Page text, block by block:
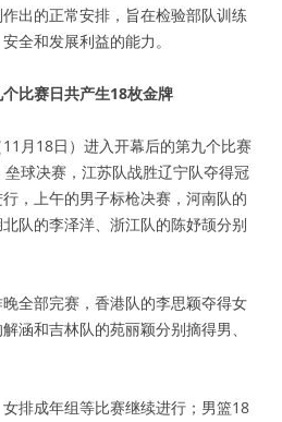
出的正常安排，旨在检验部队训练
全和发展利益的能力。
比赛日共产生18枚金牌
月18日）进入开幕后的第九个比赛
球决赛，江苏队战胜辽宁队夺得冠
，上午的男子标枪决赛，河南队的
队的李泽洋、浙江队的陈妤颉分别
全部完赛，香港队的李思颖夺得女
涵和吉林队的苑丽颖分别摘得男、
排成年组等比赛继续进行；男篮18